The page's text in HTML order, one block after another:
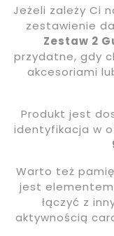
Jeżeli zależy Ci
zestawienie
Zestaw 2
przydatne, gdy
akcesoriami
Produkt jest
identyfikacja w
Warto też
jest
łączyć z
aktywnością